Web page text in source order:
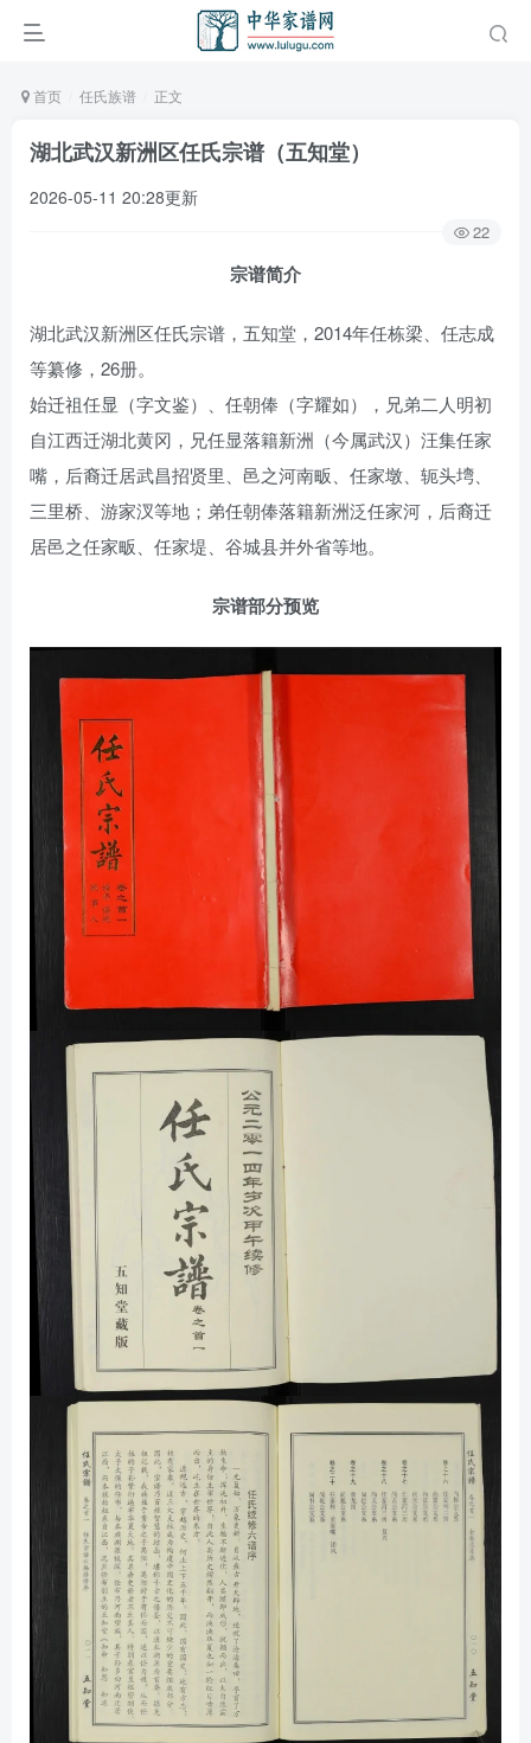
首页 任氏族谱 正文
湖北武汉新洲区任氏宗谱（五知堂）
2026-05-11 20:28更新
22
宗谱简介
湖北武汉新洲区任氏宗谱，五知堂，2014年任栋梁、任志成
等纂修，26册。
始迁祖任显（字文鉴）、任朝俸（字耀如），兄弟二人明初
自江西迁湖北黄冈，兄任显落籍新洲（今属武汉）汪集任家
嘴，后裔迁居武昌招贤里、邑之河南畈、任家墩、轭头塆、
三里桥、游家汊等地；弟任朝俸落籍新洲泛任家河，后裔迁
居邑之任家畈、任家堤、谷城县并外省等地。
宗谱部分预览